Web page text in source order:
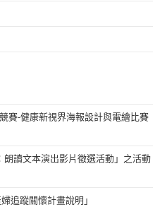
賽-健康新視界海報設計與電繪比賽
讀文本演出影片徵選活動」之活動
追蹤關懷計畫說明」